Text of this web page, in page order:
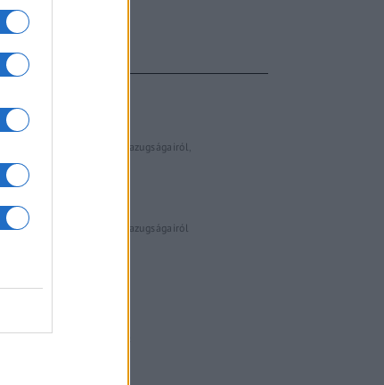
AJÁNLOTT VIDEÓK
Libernyákok
elemző műsor a baloldal hazugságairól
Görbe tükör a baloldalról
Számok és tények
elemző műsor a baloldal hazugságairól
talk-show
Hópelyhek olvadása